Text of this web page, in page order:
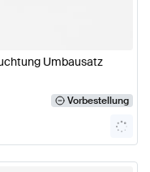
Umbausatz
Vorbestellung